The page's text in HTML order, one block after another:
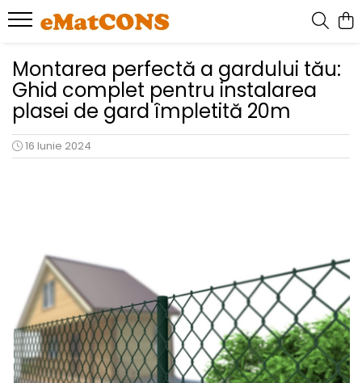
Montarea perfectă a gardului tău:
Ghid complet pentru instalarea
plasei de gard împletită 20m
16 Iunie 2024